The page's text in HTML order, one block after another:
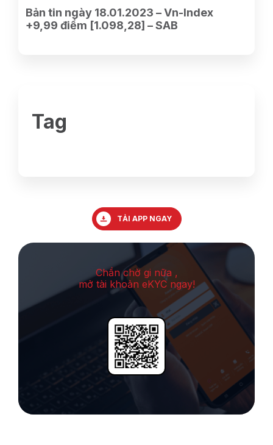
Bản tin ngày 18.01.2023 – Vn-Index
+9,99 điểm [1.098,28] – SAB
Tag
TẢI APP NGAY
Chần chờ gi nữa ,
mở tài khoản eKYC ngay!